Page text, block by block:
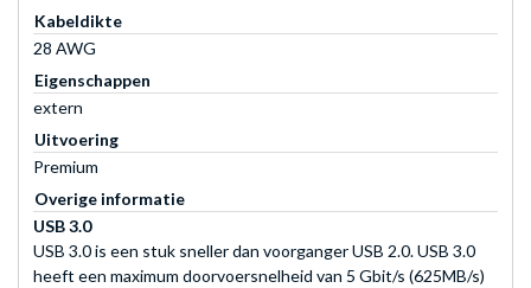
Kabeldikte
28 AWG
Eigenschappen
extern
Uitvoering
Premium
Overige informatie
USB 3.0
USB 3.0 is een stuk sneller dan voorganger USB 2.0. USB 3.0
heeft een maximum doorvoersnelheid van 5 Gbit/s (625MB/s)